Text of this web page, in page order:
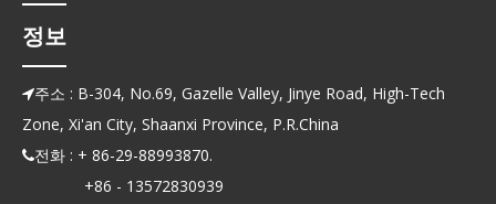
정보
주소 : B-304, No.69, Gazelle Valley, Jinye Road, High-Tech
Zone, Xi'an City, Shaanxi Province, P.R.China
전화 : + 86-29-88993870.
+86 - 13572830939